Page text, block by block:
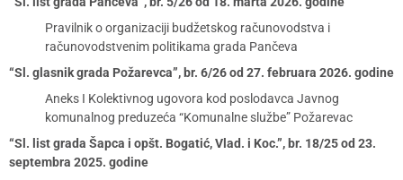
Pravilnik o organizaciji budžetskog računovodstva i
računovodstvenim politikama grada Pančeva
“Sl. glasnik grada Požarevca”, br. 6/26 od 27. februara 2026. godine
Aneks I Kolektivnog ugovora kod poslodavca Javnog
komunalnog preduzeća “Komunalne službe” Požarevac
“Sl. list grada Šapca i opšt. Bogatić, Vlad. i Koc.”, br. 18/25 od 23.
septembra 2025. godine